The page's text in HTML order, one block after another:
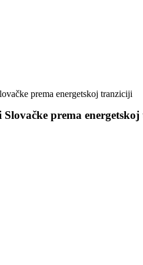
prema energetskoj tranziciji
prema